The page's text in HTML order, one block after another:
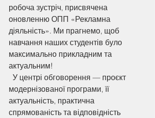
робоча зустріч, присвячена
оновленню ОПП «Рекламна
діяльність». Ми прагнемо, щоб
навчання наших студентів було
максимально прикладним та
актуальним!
модернізованої програми, її
актуальність, практична
спрямованість та відповідність